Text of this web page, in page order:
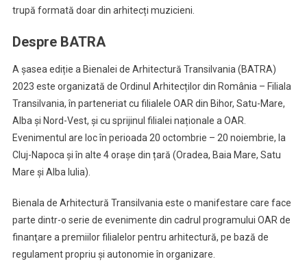
trupă formată doar din arhitecți muzicieni.
Despre BATRA
A șasea ediție a Bienalei de Arhitectură Transilvania (BATRA)
2023 este organizată de Ordinul Arhitecților din România – Filiala
Transilvania, în parteneriat cu filialele OAR din Bihor, Satu-Mare,
Alba și Nord-Vest, și cu sprijinul filialei naționale a OAR.
Evenimentul are loc în perioada 20 octombrie – 20 noiembrie, la
Cluj-Napoca și în alte 4 orașe din țară (Oradea, Baia Mare, Satu
Mare și Alba Iulia).
Bienala de Arhitectură Transilvania este o manifestare care face
parte dintr-o serie de evenimente din cadrul programului OAR de
finanţare a premiilor filialelor pentru arhitectură, pe bază de
regulament propriu şi autonomie în organizare.